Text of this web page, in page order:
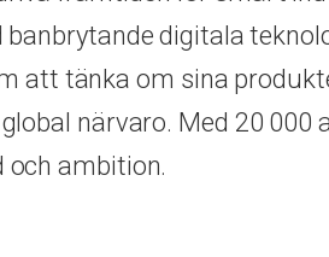
digitala
att tänka om sina
närvaro. Med 20
och ambition.